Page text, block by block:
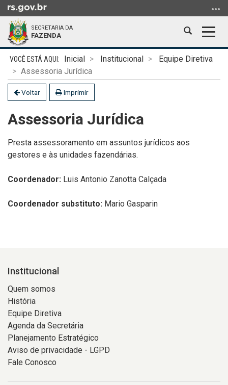
para
conteúdo
menu
para
busca
SECRETARIA DA
FAZENDA
Abrir
busca
Início
conteúdo
Inicial Institucional
Equipe Diretiva
Assessoria Jurídica
Voltar Imprimir
Assessoria Jurídica
Presta assessoramento em assuntos jurídicos aos
gestores e às unidades fazendárias.
Coordenador: Luis Antonio Zanotta Calçada
Coordenador substituto: Mario Gasparin
Institucional
Quem somos
História
Equipe Diretiva
Agenda da Secretária
Planejamento Estratégico
Aviso de privacidade - LGPD
Fale Conosco